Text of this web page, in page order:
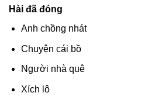
Hài đã đóng
Anh chồng nhát
Chuyện cái bồ
Người nhà quê
Xích lô